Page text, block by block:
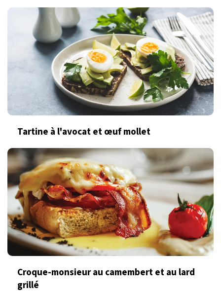
Tartine à l'avocat et œuf mollet
Croque-monsieur au camembert et au lard
grillé